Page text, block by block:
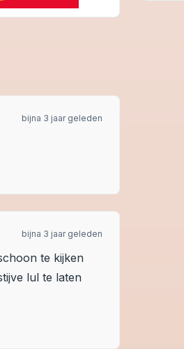
bijna 3 jaar geleden
bijna 3 jaar geleden
te kijken
lul te laten